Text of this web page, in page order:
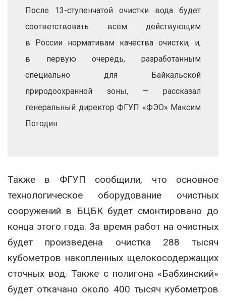
После 13-ступенчатой очистки вода будет
соответствовать всем действующим
в России нормативам качества очистки, и,
в первую очередь, разработанным
специально для Байкальской
природоохранной зоны, — рассказал
генеральный директор ФГУП «ФЭО» Максим
Погодин.
Также в ФГУП сообщили, что основное
технологическое оборудование очистных
сооружений в БЦБК будет смонтировано до
конца этого года. За время работ на очистных
будет произведена очистка 288 тысяч
кубометров накопленных щелокосодержащих
сточных вод. Также с полигона «Бабхинский»
будет откачано около 400 тысяч кубометров